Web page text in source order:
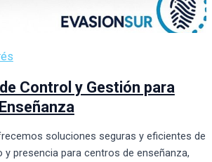
Control y Gestión para
soluciones seguras y eficientes de
presencia para centros de enseñanza,